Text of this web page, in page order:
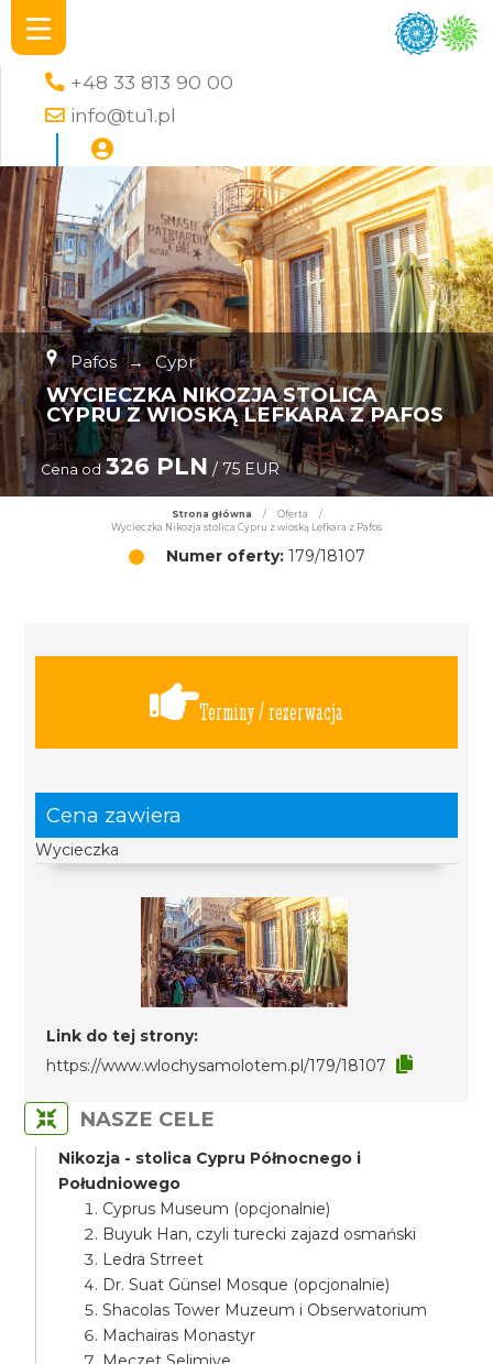
+48 33 813 90 00
info@tu1.pl
Pafos → Cypr
WYCIECZKA NIKOZJA STOLICA
CYPRU Z WIOSKĄ LEFKARA Z PAFOS
Cena od 326 PLN / 75 EUR
Strona główna / Oferta
/
Wycieczka Nikozja stolica Cypru z wioską Lefkara z Pafos
Numer oferty:179/18107
Terminy / rezerwacja
Cena zawiera
Wycieczka
Link do tej strony:
https://www.wlochysamolotem.pl/179/18107
NASZE CELE
Nikozja - stolica Cypru Północnego i
Południowego
Cyprus Museum (opcjonalnie)
Buyuk Han, czyli turecki zajazd osmański
Ledra Strreet
Dr. Suat Günsel Mosque (opcjonalnie)
Shacolas Tower Muzeum i Obserwatorium
Machairas Monastyr